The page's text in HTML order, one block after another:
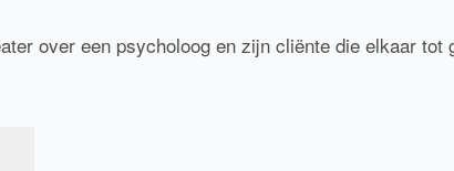
over een psycholoog en zijn cliënte die elkaar